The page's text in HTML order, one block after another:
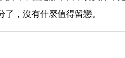
，沒有什麼值得留戀。